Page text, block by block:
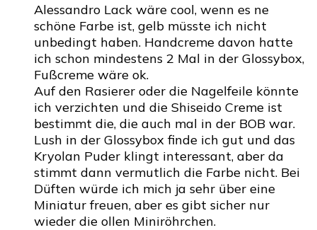
Alessandro Lack wäre cool, wenn es ne
schöne Farbe ist, gelb müsste ich nicht
unbedingt haben. Handcreme davon hatte
ich schon mindestens 2 Mal in der Glossybox,
Fußcreme wäre ok.
Auf den Rasierer oder die Nagelfeile könnte
ich verzichten und die Shiseido Creme ist
bestimmt die, die auch mal in der BOB war.
Lush in der Glossybox finde ich gut und das
Kryolan Puder klingt interessant, aber da
stimmt dann vermutlich die Farbe nicht. Bei
Düften würde ich mich ja sehr über eine
Miniatur freuen, aber es gibt sicher nur
wieder die ollen Miniröhrchen.